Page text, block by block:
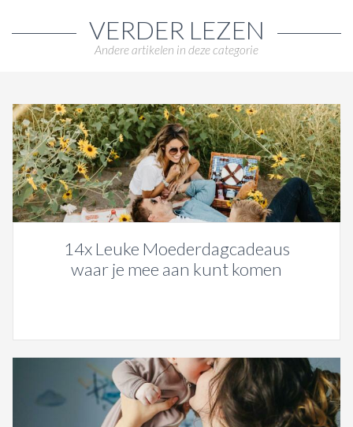
VERDER LEZEN
Andere artikelen in deze categorie
14x Leuke Moederdagcadeaus
waar je mee aan kunt komen